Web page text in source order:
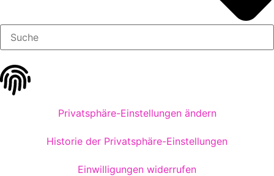
Privatsphäre-Einstellungen ändern
Historie der Privatsphäre-Einstellungen
Einwilligungen widerrufen